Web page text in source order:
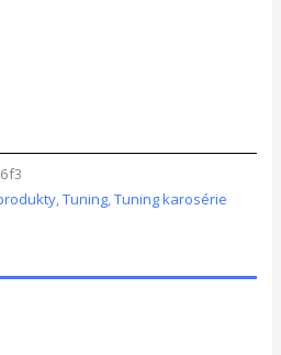
,Tuning,Tuning karosérie